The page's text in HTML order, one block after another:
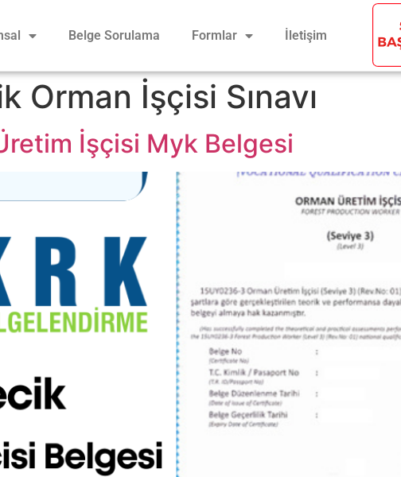
Belge Sorulama Formlar İletişim
Orman İşçisi Sınavı
İşçisi Myk Belgesi